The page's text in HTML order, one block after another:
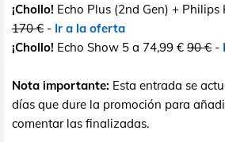
¡Chollo! Echo Plus (2nd Gen) + Philips
170 € - Ir a la oferta
¡Chollo! Echo Show 5 a 74,99 € 90 € -
Nota importante: Esta entrada se
días que dure la promoción para
comentar las finalizadas.